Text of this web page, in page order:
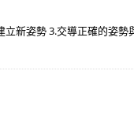
新姿勢 3.交導正確的姿勢